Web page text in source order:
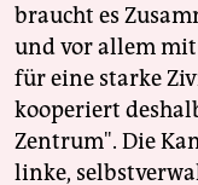
braucht es
und vor allem mit
für eine starke
kooperiert
Zentrum". Die
linke,